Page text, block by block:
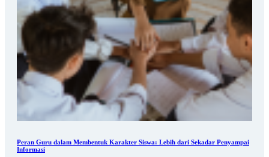
Peran Guru dalam Membentuk Karakter Siswa: Lebih dari Sekadar Penyampai
Informasi